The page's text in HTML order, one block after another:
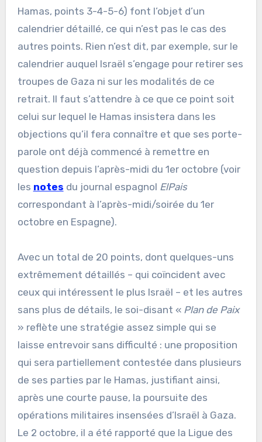
Hamas, points 3-4-5-6) font l’objet d’un
calendrier détaillé, ce qui n’est pas le cas des
autres points. Rien n’est dit, par exemple, sur le
calendrier auquel Israël s’engage pour retirer ses
troupes de Gaza ni sur les modalités de ce
retrait. Il faut s’attendre à ce que ce point soit
celui sur lequel le Hamas insistera dans les
objections qu’il fera connaître et que ses porte-
parole ont déjà commencé à remettre en
question depuis l’après-midi du 1er octobre (voir
les notes du journal espagnol ElPais
correspondant à l’après-midi/soirée du 1er
octobre en Espagne).
Avec un total de 20 points, dont quelques-uns
extrêmement détaillés – qui coïncident avec
ceux qui intéressent le plus Israël – et les autres
sans plus de détails, le soi-disant « Plan de Paix
» reflète une stratégie assez simple qui se
laisse entrevoir sans difficulté : une proposition
qui sera partiellement contestée dans plusieurs
de ses parties par le Hamas, justifiant ainsi,
après une courte pause, la poursuite des
opérations militaires insensées d’Israël à Gaza.
Le 2 octobre, il a été rapporté que la Ligue des